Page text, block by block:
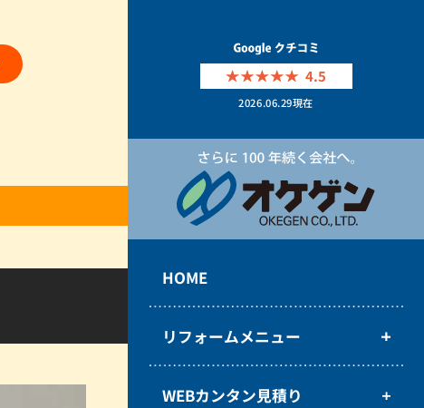
4.5
2026.06.29現在
HOME
リフォームメニュー
WEBカンタン見積り